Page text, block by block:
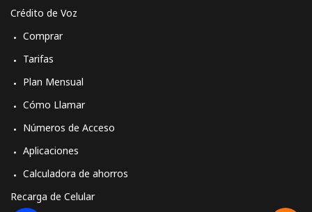
Crédito de Voz
Comprar
Tarifas
Plan Mensual
Cómo Llamar
Números de Acceso
Aplicaciones
Calculadora de ahorros
Recarga de Celular